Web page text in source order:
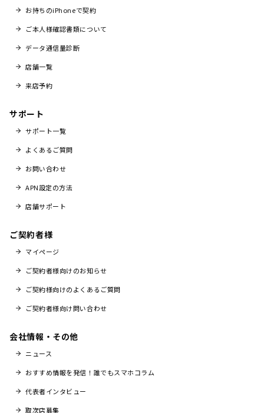
お持ちのiPhoneで契約
ご本人様確認書類について
データ通信量診断
店舗一覧
来店予約
サポート
サポート一覧
よくあるご質問
お問い合わせ
APN設定の方法
店舗サポート
ご契約者様
マイページ
ご契約者様向けのお知らせ
ご契約様向けのよくあるご質問
ご契約者様向け問い合わせ
会社情報・その他
ニュース
おすすめ情報を発信！誰でもスマホコラム
代表者インタビュー
取次店募集